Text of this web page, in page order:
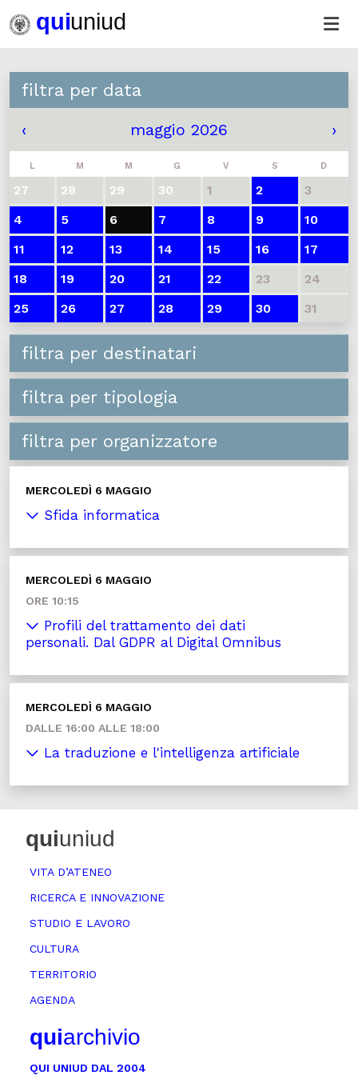
filtra per data
‹ maggio 2026 ›
L M M G V S D
27 28 29 30 1 2
3
4
5 6 7 8 9
10
11
12 13 14 15 16
17
18
19 20 21 22 23
24
25
26 27 28 29 30 31
filtra per destinatari
filtra per tipologia
filtra per organizzatore
MERCOLEDÌ 6 MAGGIO
Sfida informatica
MERCOLEDÌ 6 MAGGIO
ORE 10:15
Profili del trattamento dei dati
personali. Dal GDPR al Digital Omnibus
MERCOLEDÌ 6 MAGGIO
DALLE 16:00 ALLE 18:00
La traduzione e l'intelligenza artificiale
quiuniud
VITA D’ATENEO
RICERCA E INNOVAZIONE
STUDIO E LAVORO
CULTURA
TERRITORIO
AGENDA
quiarchivio
QUI UNIUD DAL 2004